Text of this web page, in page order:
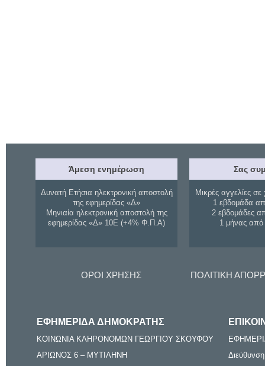
Άμεση ενημέρωση
Δυνατή Ετήσια ηλεκτρονική αποστολή
της εφημερίδας «Δ»
Μηνιαία ηλεκτρονική αποστολή της
εφημερίδας «Δ» 10Ε (+4% Φ.Π.Α)
Σας
Μικρές αγγελίες σε
1 εβδομάδα
2 εβδομάδες
1 μήνας
ΟΡΟΙ ΧΡΗΣΗΣ ΠΟΛΙΤΙΚΗ
ΕΦΗΜΕΡΙΔΑ ΔΗΜΟΚΡΑΤΗΣ
ΚΟΙΝΩΝΙΑ ΚΛΗΡΟΝΟΜΩΝ ΓΕΩΡΓΙΟΥ ΣΚΟΥΦΟΥ
ΑΡΙΩΝΟΣ 6 – ΜΥΤΙΛΗΝΗ